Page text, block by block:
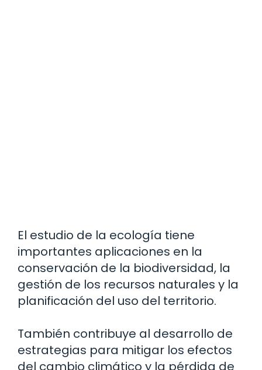
El estudio de la ecología tiene
importantes aplicaciones en la
conservación de la biodiversidad, la
gestión de los recursos naturales y la
planificación del uso del territorio.
También contribuye al desarrollo de
estrategias para mitigar los efectos
del cambio climático y la pérdida de